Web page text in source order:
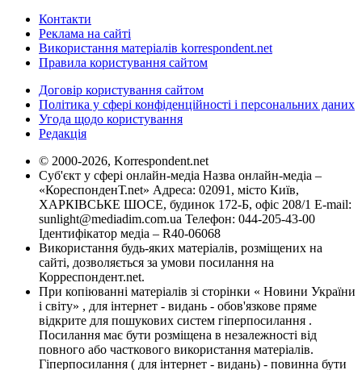
Контакти
Реклама на сайті
Використання матеріалів korrespondent.net
Правила користування сайтом
Договір користування сайтом
Політика у сфері конфіденційності і персональних даних
Угода щодо користування
Редакція
© 2000-2026, Korrespondent.net
Суб'єкт у сфері онлайн-медіа Назва онлайн-медіа –
«КореспонденТ.net» Адреса: 02091, місто Київ,
ХАРКІВСЬКЕ ШОСЕ, будинок 172-Б, офіс 208/1 E-mail:
sunlight@mediadim.com.ua Телефон: 044-205-43-00
Ідентифікатор медіа – R40-06068
Використання будь-яких матеріалів, розміщених на
сайті, дозволяється за умови посилання на
Корреспондент.net.
При копіюванні матеріалів зі сторінки « Новини України
і світу» , для інтернет - видань - обов'язкове пряме
відкрите для пошукових систем гіперпосилання .
Посилання має бути розміщена в незалежності від
повного або часткового використання матеріалів.
Гіперпосилання ( для інтернет - видань) - повинна бути